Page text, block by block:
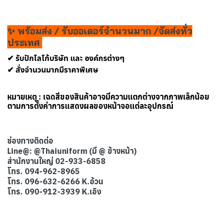
✨ พร้อมส่ง / รับออเดอร์จำนวนมาก /จัดส่งทั่ว
ประเทศ
✔ รับปักโลโก้บริษัท และ องค์กรต่างๆ
✔ สั่งจำนวนมากมีราคาพิเศษ
หมายเหตุ : เฉดสีของสินค้าอาจมีความแตกต่างจากภาพเล็กน้อย
ตามการตั้งค่าการแสดงผลของหน้าจอแต่ละอุปกรณ์
ช่องทางติดต่อ
Line@: @Thaiuniform (มี @ ข้างหน้า)
สำนักงานใหญ่ 02-933-6858
โทร. 094-962-8965
โทร. 096-632-6266 K.อ้วน
โทร. 090-912-3939 K.เอิง